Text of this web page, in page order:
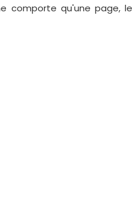
comporte qu'une page, le